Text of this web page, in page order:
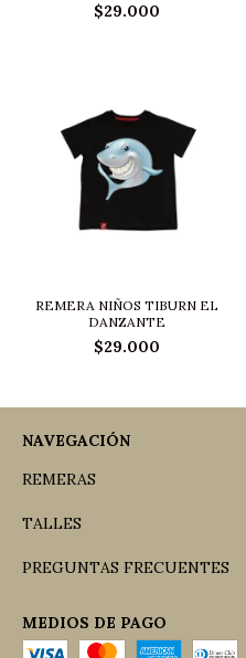
$29.000
REMERA NIÑOS TIBURN EL
DANZANTE
$29.000
NAVEGACIÓN
REMERAS
TALLES
PREGUNTAS FRECUENTES
MEDIOS DE PAGO